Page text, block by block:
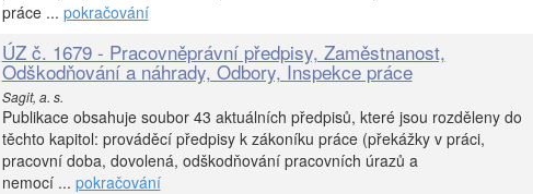
práce ... pokračování
ÚZ č. 1679 - Pracovněprávní předpisy, Zaměstnanost,
Odškodňování a náhrady, Odbory, Inspekce práce
Sagit, a. s.
Publikace obsahuje soubor 43 aktuálních předpisů, které jsou rozděleny do
těchto kapitol: prováděcí předpisy k zákoníku práce (překážky v práci,
pracovní doba, dovolená, odškodňování pracovních úrazů a
nemocí ... pokračování